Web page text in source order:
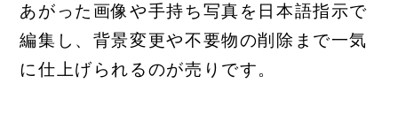
あがった画像や手持ち写真を日本語指示で
編集し、背景変更や不要物の削除まで一気
に仕上げられるのが売りです。